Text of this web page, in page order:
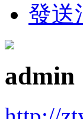
發送
admin